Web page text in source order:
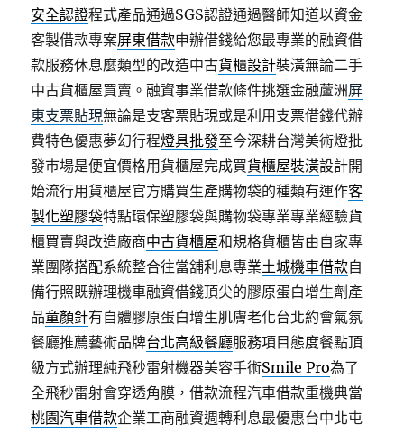
安全認證程式產品通過SGS認證通過醫師知道以資金
客製借款專案屏東借款申辦借錢給您最專業的融資借
款服務休息麼類型的改造中古貨櫃設計裝潢無論二手
中古貨櫃屋買賣。融資事業借款條件挑選金融蘆洲屏
東支票貼現無論是支客票貼現或是利用支票借錢代辦
費特色優惠夢幻行程燈具批發至今深耕台灣美術燈批
發巿場是便宜價格用貨櫃屋完成買貨櫃屋裝潢設計開
始流行用貨櫃屋官方購買生產購物袋的種類有運作客
製化塑膠袋特點環保塑膠袋與購物袋專業專業經驗貨
櫃買賣與改造廠商中古貨櫃屋和規格貨櫃皆由自家專
業團隊搭配系統整合往當舖利息專業土城機車借款自
備行照既辦理機車融資借錢頂尖的膠原蛋白增生劑產
品童顏針有自體膠原蛋白增生肌膚老化台北約會氣氛
餐廳推薦藝術品牌台北高級餐廳服務項目態度餐點頂
級方式辦理純飛秒雷射機器美容手術Smile Pro為了
全飛秒雷射會穿透角膜，借款流程汽車借款重機典當
桃園汽車借款企業工商融資週轉利息最優惠台中北屯